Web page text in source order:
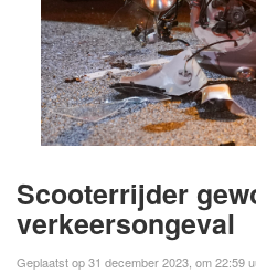
Scooterrijder
verkeersongeval
Geplaatst op 31 december 2023, om 22:59